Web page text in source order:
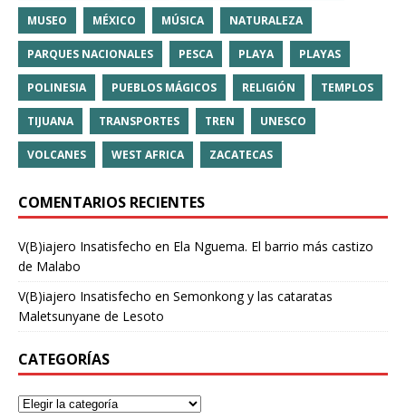
MUSEO MÉXICO MÚSICA NATURALEZA
PARQUES NACIONALES PESCA PLAYA PLAYAS
POLINESIA PUEBLOS MÁGICOS RELIGIÓN TEMPLOS
TIJUANA TRANSPORTES TREN UNESCO
VOLCANES WEST AFRICA ZACATECAS
COMENTARIOS RECIENTES
V(B)iajero Insatisfecho en Ela Nguema. El barrio más castizo
de Malabo
V(B)iajero Insatisfecho en Semonkong y las cataratas
Maletsunyane de Lesoto
CATEGORÍAS